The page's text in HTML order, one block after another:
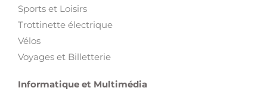
Sports et Loisirs
Trottinette électrique
Vélos
Voyages et Billetterie
Informatique et Multimédia